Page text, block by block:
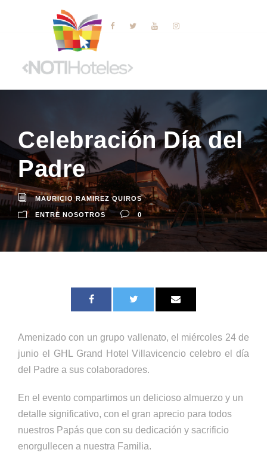
Celebración Día del
Padre
MAURICIO RAMIREZ QUIROS
ENTRE NOSOTROS 0
Amenizado con un grupo vallenato, el miércoles 24 de
junio el GHL Grand Hotel Villavicencio celebro el día
del Padre a sus colaboradores.
En el evento compartimos un delicioso almuerzo y un
detalle significativo, con el gran aprecio para todos
nuestros Papás que con su dedicación y sacrificio
enorgullecen a nuestra Familia.